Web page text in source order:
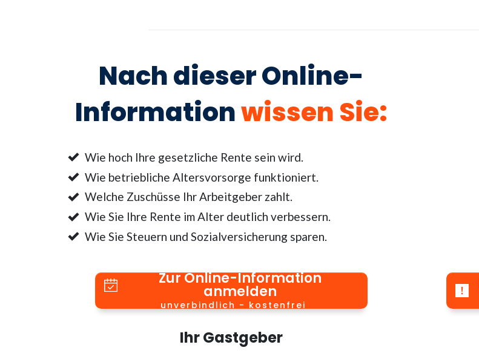
Nach dieser Online-
Informationwissen Sie:
Wie hoch Ihre gesetzliche Rente sein wird.
Wie betriebliche Altersvorsorge funktioniert.
Welche Zuschüsse Ihr Arbeitgeber zahlt.
Wie Sie Ihre Rente im Alter deutlich verbessern.
Wie Sie Steuern und Sozialversicherung sparen.
Zur Online-Information
anmelden
unverbindlich - kostenfrei
Ihr Gastgeber